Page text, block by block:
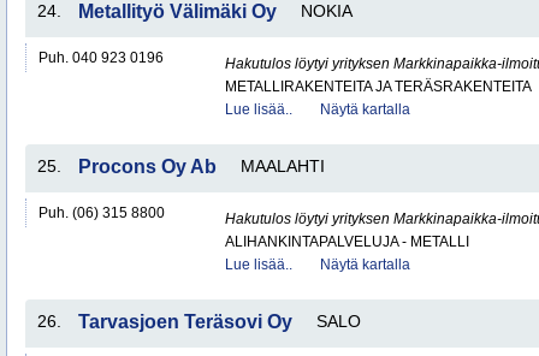
24. Metallityö Välimäki Oy NOKIA
Puh. 040 923 0196
Hakutulos löytyi yrityksen Markkinapaikka-
METALLIRAKENTEITA JA TERÄSRAKENTEITA
Lue lisää..
Näytä kartalla
25. Procons Oy Ab MAALAHTI
Puh. (06) 315 8800
Hakutulos löytyi yrityksen Markkinapaikka-
ALIHANKINTAPALVELUJA - METALLI
Lue lisää..
Näytä kartalla
26. Tarvasjoen Teräsovi Oy SALO